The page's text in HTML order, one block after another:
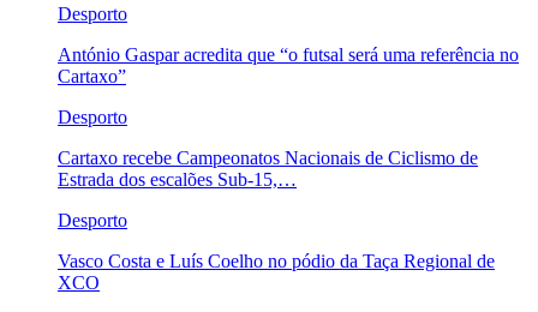
Desporto
António Gaspar acredita que “o futsal será uma referência no
Cartaxo”
Desporto
Cartaxo recebe Campeonatos Nacionais de Ciclismo de
Estrada dos escalões Sub-15,…
Desporto
Vasco Costa e Luís Coelho no pódio da Taça Regional de
XCO